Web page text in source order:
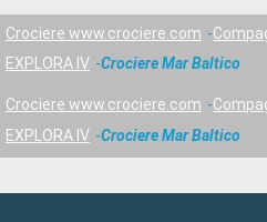
Crociere www.crociere.com
EXPLORA IV
Crociere Mar Baltico
Crociere www.crociere.com
EXPLORA IV
Crociere Mar Baltico